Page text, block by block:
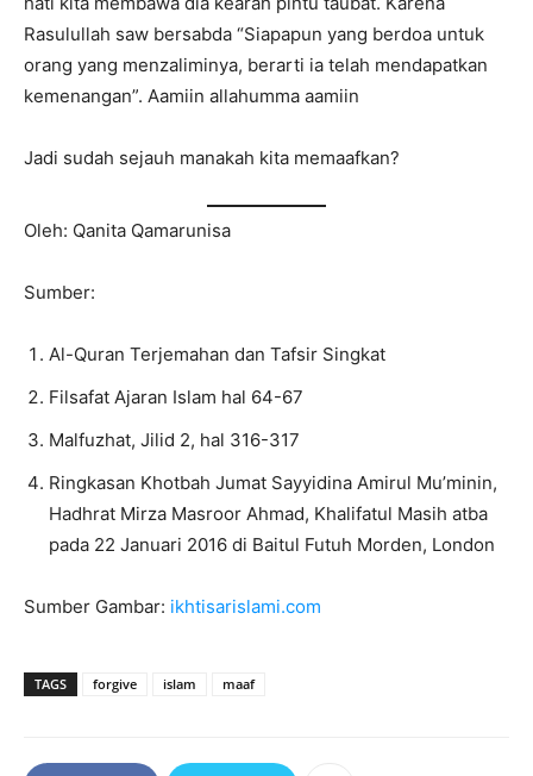
Rasulullah saw bersabda “Siapapun yang berdoa untuk
orang yang menzaliminya, berarti ia telah mendapatkan
kemenangan”. Aamiin allahumma aamiin
Jadi sudah sejauh manakah kita memaafkan?
Oleh: Qanita Qamarunisa
Sumber:
Al-Quran Terjemahan dan Tafsir Singkat
Filsafat Ajaran Islam hal 64-67
Malfuzhat, Jilid 2, hal 316-317
Ringkasan Khotbah Jumat Sayyidina Amirul Mu’minin,
Hadhrat Mirza Masroor Ahmad, Khalifatul Masih atba
pada 22 Januari 2016 di Baitul Futuh Morden, London
Sumber Gambar: ikhtisarislami.com
TAGS forgive islam maaf